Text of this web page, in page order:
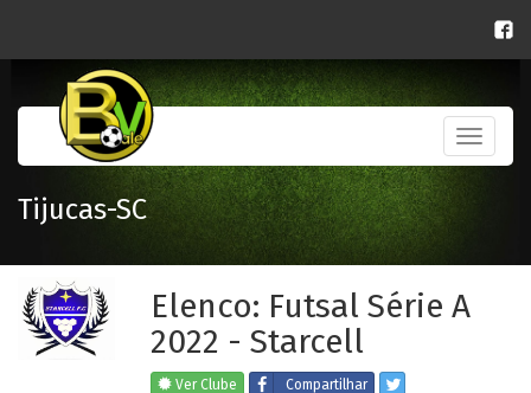
Toggle
Tijucas-SC
Elenco: Futsal Série A
2022 - Starcell
Ver Clube Compartilhar